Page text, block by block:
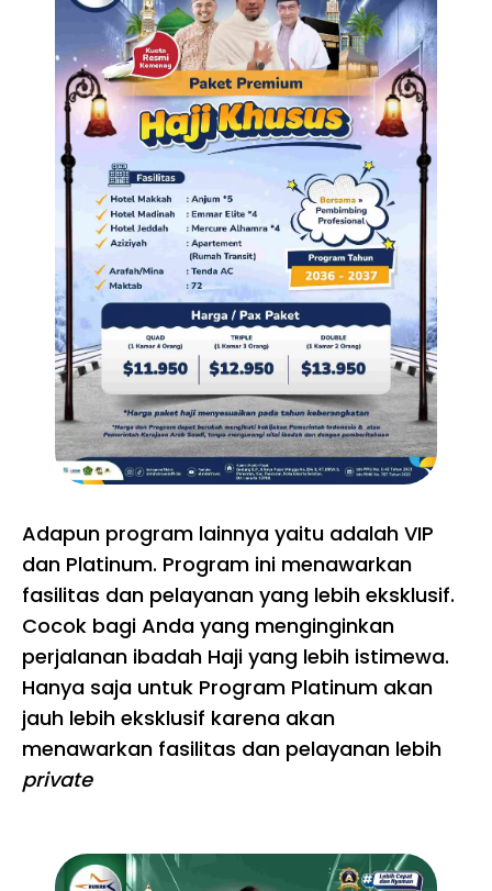
Adapun program lainnya yaitu adalah VIP
dan Platinum. Program ini menawarkan
fasilitas dan pelayanan yang lebih eksklusif.
Cocok bagi Anda yang menginginkan
perjalanan ibadah Haji yang lebih istimewa.
Hanya saja untuk Program Platinum akan
jauh lebih eksklusif karena akan
menawarkan fasilitas dan pelayanan lebih
private